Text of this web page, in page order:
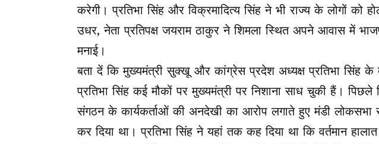
करेगी। प्रतिभा सिंह और विक्रमादित्य सिंह ने भी राज्य के लोगों को
उधर, नेता प्रतिपक्ष जयराम ठाकुर ने शिमला स्थित अपने आवास में
मनाई।
बता दें कि मुख्यमंत्री सुक्खू और कांग्रेस प्रदेश अध्यक्ष प्रतिभा सिंह
प्रतिभा सिंह कई मौकों पर मुख्यमंत्री पर निशाना साध चुकी हैं। पिछले
संगठन के कार्यकर्ताओं की अनदेखी का आरोप लगाते हुए मंडी
कर दिया था। प्रतिभा सिंह ने यहां तक कह दिया था कि वर्तमान